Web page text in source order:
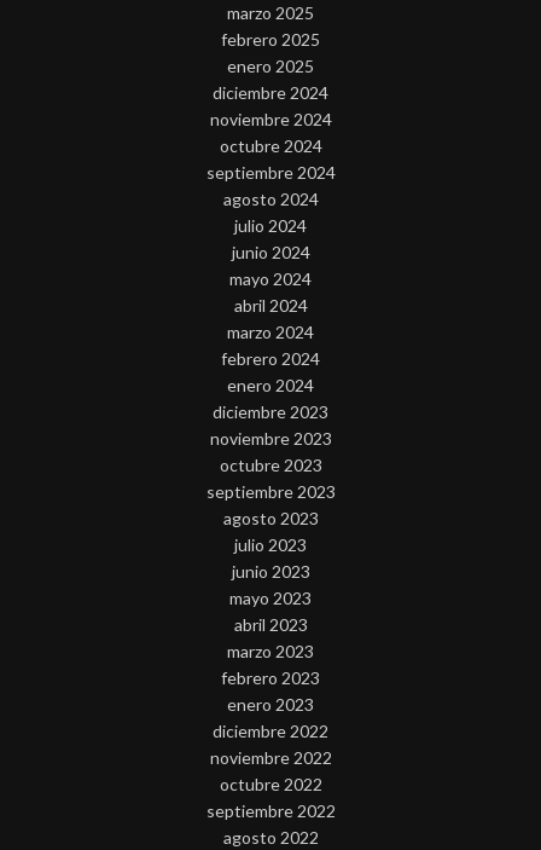
marzo 2025
febrero 2025
enero 2025
diciembre 2024
noviembre 2024
octubre 2024
septiembre 2024
agosto 2024
julio 2024
junio 2024
mayo 2024
abril 2024
marzo 2024
febrero 2024
enero 2024
diciembre 2023
noviembre 2023
octubre 2023
septiembre 2023
agosto 2023
julio 2023
junio 2023
mayo 2023
abril 2023
marzo 2023
febrero 2023
enero 2023
diciembre 2022
noviembre 2022
octubre 2022
septiembre 2022
agosto 2022